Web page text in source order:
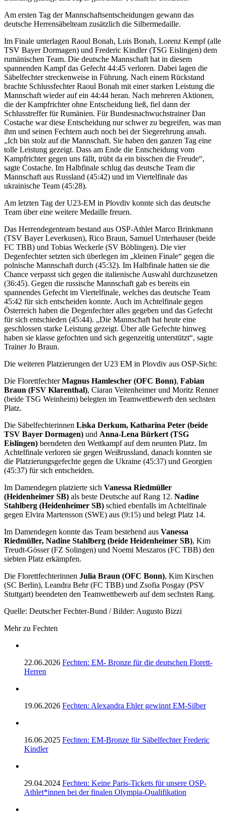
Am ersten Tag der Mannschaftsentscheidungen gewann das
deutsche Herrensäbelteam zusätzlich die Silbermedaille.
Im Finale unterlagen Raoul Bonah, Luis Bonah, Lorenz Kempf (alle
TSV Bayer Dormagen) und Frederic Kindler (TSG Eislingen) dem
rumänischen Team. Die deutsche Mannschaft hat in diesem
spannenden Kampf das Gefecht 44:45 verloren. Dabei lagen die
Säbelfechter streckenweise in Führung. Nach einem Rückstand
brachte Schlussfechter Raoul Bonah mit einer starken Leistung die
Mannschaft wieder auf ein 44:44 heran. Nach mehreren Aktionen,
die der Kampfrichter ohne Entscheidung ließ, fiel dann der
Schlusstreffer für Rumänien. Für Bundesnachwuchstrainer Dan
Costache war diese Entscheidung nur schwer zu begreifen, was man
ihm und seinen Fechtern auch noch bei der Siegerehrung ansah.
„Ich bin stolz auf die Mannschaft. Sie haben den ganzen Tag eine
tolle Leistung gezeigt. Dass am Ende die Entscheidung vom
Kampfrichter gegen uns fällt, trübt da ein bisschen die Freude“,
sagte Costache. Im Halbfinale schlug das deutsche Team die
Mannschaft aus Russland (45:42) und im Viertelfinale das
ukrainische Team (45:28).
Am letzten Tag der U23-EM in Plovdiv konnte sich das deutsche
Team über eine weitere Medaille freuen.
Das Herrendegenteam bestand aus OSP-Athlet Marco Brinkmann
(TSV Bayer Leverkusen), Rico Braun, Samuel Unterhauser (beide
FC TBB) und Tobias Weckerle (SV Böblingen). Die vier
Degenfechter setzten sich überlegen im „kleinen Finale“ gegen die
polnische Mannschaft durch (45:32). Im Halbfinale hatten sie die
Chance verpasst sich gegen die italienische Auswahl durchzusetzen
(36:45). Gegen die russische Mannschaft gab es bereits ein
spannendes Gefecht im Viertelfinale, welches das deutsche Team
45:42 für sich entscheiden konnte. Auch im Achtelfinale gegen
Österreich haben die Degenfechter alles gegeben und das Gefecht
für sich entschieden (45:44). „Die Mannschaft hat heute eine
geschlossen starke Leistung gezeigt. Über alle Gefechte hinweg
haben sie klasse gefochten und sich gegenzeitig unterstützt“, sagte
Trainer Jo Braun.
Die weiteren Platzierungen der U23 EM in Plovdiv aus OSP-Sicht:
Die FlorettfechterMagnus Hamlescher (OFC Bonn), Fabian
Braun (FSV Klarenthal), Ciaran Veitenheimer und Moritz Renner
(beide TSG Weinheim) belegten im Teamwettbewerb den sechsten
Platz.
Die Säbelfechterinnen Liska Derkum, Katharina Peter (beide
TSV Bayer Dormagen) und Anna-Lena Bürkert (TSG
Eislingen) beendeten den Wettkampf auf dem neunten Platz. Im
Achtelfinale verloren sie gegen Weißrussland, danach konnten sie
die Platzierungsgefechte gegen die Ukraine (45:37) und Georgien
(45:37) für sich entscheiden.
Im Damendegen platzierte sich Vanessa Riedmüller
(Heidenheimer SB) als beste Deutsche auf Rang 12. Nadine
Stahlberg (Heidenheimer SB) schied ebenfalls im Achtelfinale
gegen Elvira Martensson (SWE) aus (9:15) und belegt Platz 14.
Im Damendegen konnte das Team bestehend aus Vanessa
Riedmüller, Nadine Stahlberg (beide Heidenheimer SB), Kim
Treudt-Gösser (FZ Solingen) und Noemi Meszaros (FC TBB) den
siebten Platz erkämpfen.
Die Florettfechterinnen Julia Braun (OFC Bonn), Kim Kirschen
(SC Berlin), Leandra Behr (FC TBB) und Zsofia Posgay (PSV
Stuttgart) beendeten den Teamwettbewerb auf dem sechsten Rang.
Quelle: Deutscher Fechter-Bund / Bilder: Augusto Bizzi
Mehr zu Fechten
22.06.2026 Fechten: EM- Bronze für die deutschen Florett-
Herren
19.06.2026 Fechten: Alexandra Ehler gewinnt EM-Silber
16.06.2025 Fechten: EM-Bronze für Säbelfechter Frederic
Kindler
29.04.2024 Fechten: Keine Paris-Tickets für unsere OSP-
Athlet*innen bei der finalen Olympia-Qualifikation